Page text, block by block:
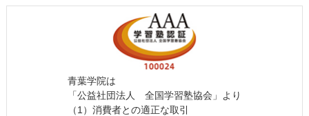
青葉学院は
「公益社団法人 全国学習塾協会」より
（1）消費者との適正な取引